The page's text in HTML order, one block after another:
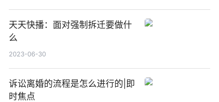
天天快播：面对强制拆迁要做什
么
2023-06-30
诉讼离婚的流程是怎么进行的|即
时焦点